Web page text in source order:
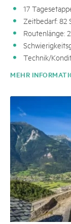
17
Zeitbedarf: 82
Routenlänge:
Technik/
MEHR